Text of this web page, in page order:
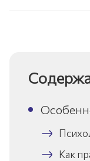
Как